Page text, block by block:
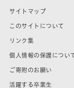
サイトマップ
このサイトについて
リンク集
個人情報の保護につい
ご寄附のお願い
活躍する卒業生